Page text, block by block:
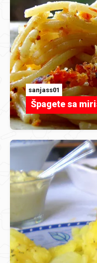
sanjass01
Špagete sa